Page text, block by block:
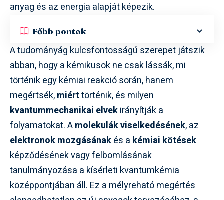
anyag és az energia alapját képezik.
Főbb pontok
A tudományág kulcsfontosságú szerepet játszik
abban, hogy a kémikusok ne csak lássák, mi
történik egy kémiai reakció során, hanem
megértsék,miérttörténik, és milyen
kvantummechanikai elvekirányítják a
folyamatokat. Amolekulák viselkedésének, az
elektronok mozgásánakés a kémiai kötések
képződésének vagy felbomlásának
tanulmányozása a kísérleti kvantumkémia
középpontjában áll. Ez a mélyreható megértés